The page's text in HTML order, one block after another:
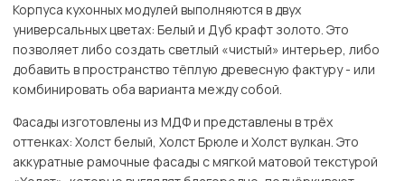
Корпуса кухонных модулей выполняются в двух
универсальных цветах: Белый и Дуб крафт золото. Это
позволяет либо создать светлый «чистый» интерьер, либо
добавить в пространство тёплую древесную фактуру - или
комбинировать оба варианта между собой.
Фасады изготовлены из МДФ и представлены в трёх
оттенках: Холст белый, Холст Брюле и Холст вулкан. Это
аккуратные рамочные фасады с мягкой матовой текстурой